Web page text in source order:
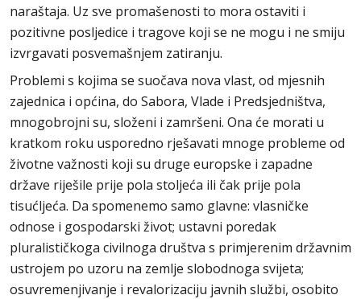
naraštaja. Uz sve promašenosti to mora ostaviti i
pozitivne posljedice i tragove koji se ne mogu i ne smiju
izvrgavati posvemašnjem zatiranju.
Problemi s kojima se suočava nova vlast, od mjesnih
zajednica i općina, do Sabora, Vlade i Predsjedništva,
mnogobrojni su, složeni i zamršeni. Ona će morati u
kratkom roku usporedno rješavati mnoge probleme od
životne važnosti koji su druge europske i zapadne
države riješile prije pola stoljeća ili čak prije pola
tisućljeća. Da spomenemo samo glavne: vlasničke
odnose i gospodarski život; ustavni poredak
pluralističkoga civilnoga društva s primjerenim državnim
ustrojem po uzoru na zemlje slobodnoga svijeta;
osuvremenjivanje i revalorizaciju javnih službi, osobito